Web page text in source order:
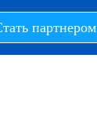
партнером